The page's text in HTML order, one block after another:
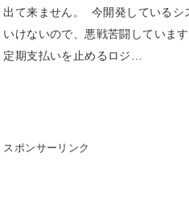
出て来ません。 今開発しているシ
いけないので、悪戦苦闘していま
定期支払いを止めるロジ…
スポンサーリンク